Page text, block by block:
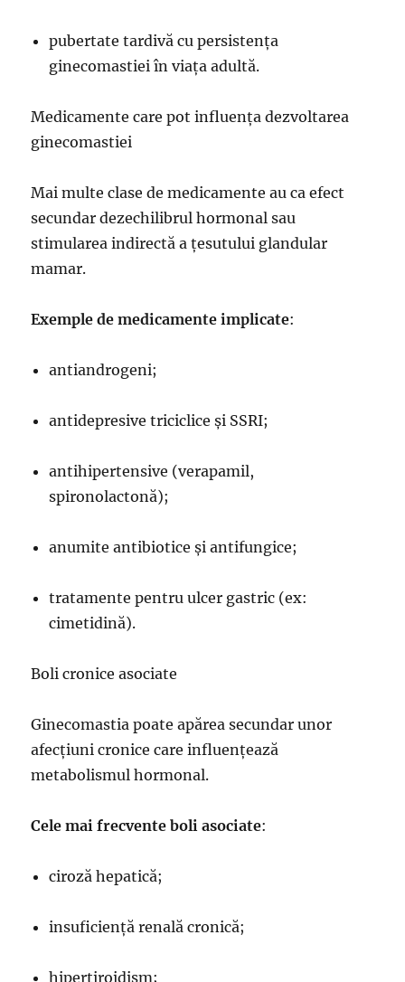
pubertate tardivă cu persistența
ginecomastiei în viața adultă.
Medicamente care pot influența dezvoltarea
ginecomastiei
Mai multe clase de medicamente au ca efect
secundar dezechilibrul hormonal sau
stimularea indirectă a țesutului glandular
mamar.
Exemple de medicamente implicate:
antiandrogeni;
antidepresive triciclice și SSRI;
antihipertensive (verapamil,
spironolactonă);
anumite antibiotice și antifungice;
tratamente pentru ulcer gastric (ex:
cimetidină).
Boli cronice asociate
Ginecomastia poate apărea secundar unor
afecțiuni cronice care influențează
metabolismul hormonal.
Cele mai frecvente boli asociate:
ciroză hepatică;
insuficiență renală cronică;
hipertiroidism;